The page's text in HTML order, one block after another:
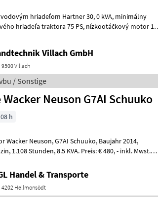
hriadeľom Hartner 30, 0 kVA, minimálny
traktora 75 PS, nízkootáčkový motor 1
Villach GmbH
9500 Villach
/ Sonstige
Neuson G7AI Schuuko
h
G7AI Schuuko, Baujahr 2014,
Handel & Transporte
4202 Hellmonsödt